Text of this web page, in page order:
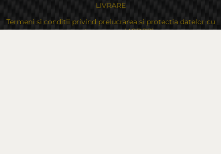
LIVRARE
Termeni si conditii privind prelucrarea si protectia datelor cu
caracter personal (GDPR)